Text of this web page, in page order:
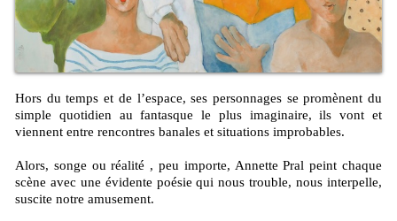
Hors du temps et de l’espace, ses personnages se promènent du
simple quotidien au fantasque le plus imaginaire, ils vont et
viennent entre rencontres banales et situations improbables.
Alors, songe ou réalité , peu importe, Annette Pral peint chaque
scène avec une évidente poésie qui nous trouble, nous interpelle,
suscite notre amusement.